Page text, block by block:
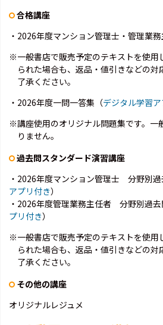
合格講座
・2026年度マンション管理士・管理業
※一般書店で販売予定のテキストを使用
られた場合も、返品・値引きなどの
了承ください。
・2026年度一問一答集（デジタル学習
※講座使用のオリジナル問題集です。一
りません。
過去問スタンダード演習講座
・2026年度マンション管理士 分野別
アプリ付き）
・2026年度管理業務主任者 分野別過
プリ付き）
※一般書店で販売予定のテキストを使用
られた場合も、返品・値引きなどの
了承ください。
その他の講座
オリジナルレジュメ